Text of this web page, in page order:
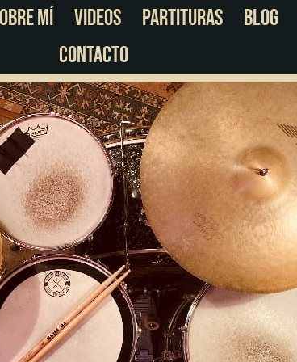
Mí Videos Partituras Blog
Contacto